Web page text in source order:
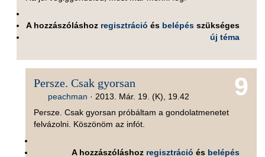
A hozzászóláshoz regisztráció és belépés szükséges
új téma
9
Persze. Csak gyorsan
peachman · 2013. Már. 19. (K), 19.42
Persze. Csak gyorsan próbáltam a gondolatmenetet
felvázolni. Köszönöm az infót.
A hozzászóláshoz regisztráció és belépés